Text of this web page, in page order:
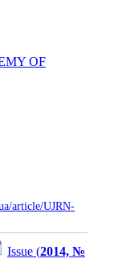
OF
article/UJRN-
Issue (2014, №